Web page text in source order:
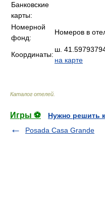
Банковские
карты:
Номерной
фонд:
Номеров в
Координаты:
ш.
на карте
Каталог отелей
Игры ⚽
Нужно решить
Posada Casa Grande